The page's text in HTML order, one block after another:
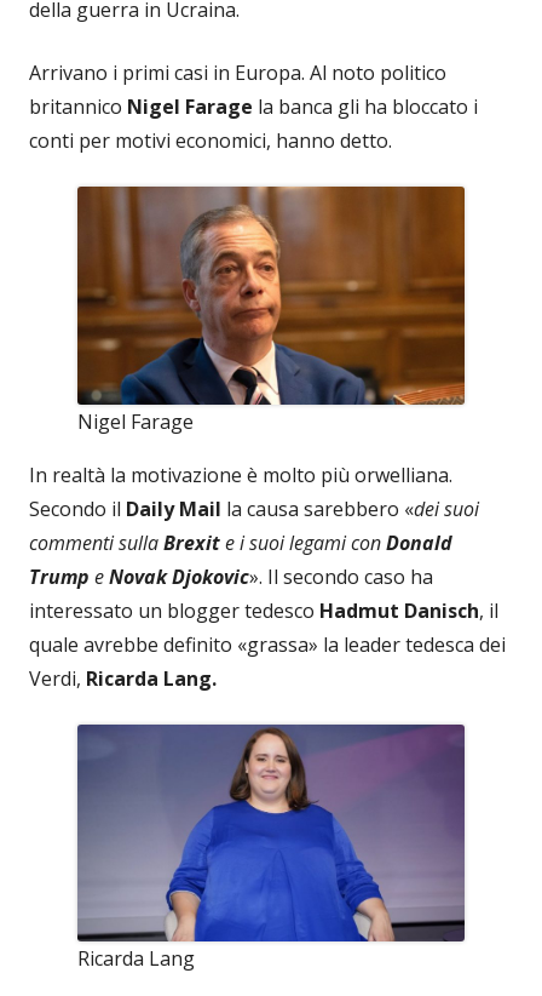
della guerra in Ucraina.
Arrivano i primi casi in Europa. Al noto politico
britannico Nigel Farage la banca gli ha bloccato i
conti per motivi economici, hanno detto.
Nigel Farage
In realtà la motivazione è molto più orwelliana.
Secondo il Daily Mail la causa sarebbero «dei suoi
commenti sullaBrexite i suoi legami conDonald
Trump eNovak Djokovic». Il secondo caso ha
interessato un blogger tedesco Hadmut Danisch, il
quale avrebbe definito «grassa» la leader tedesca dei
Verdi, Ricarda Lang.
Ricarda Lang